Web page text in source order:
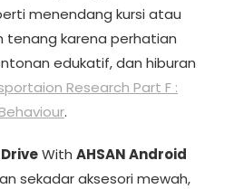
menendang kursi atau
tenang karena perhatian
edukatif, dan hiburan
Research Part F :
.
With AHSAN Android
sekadar aksesori mewah,